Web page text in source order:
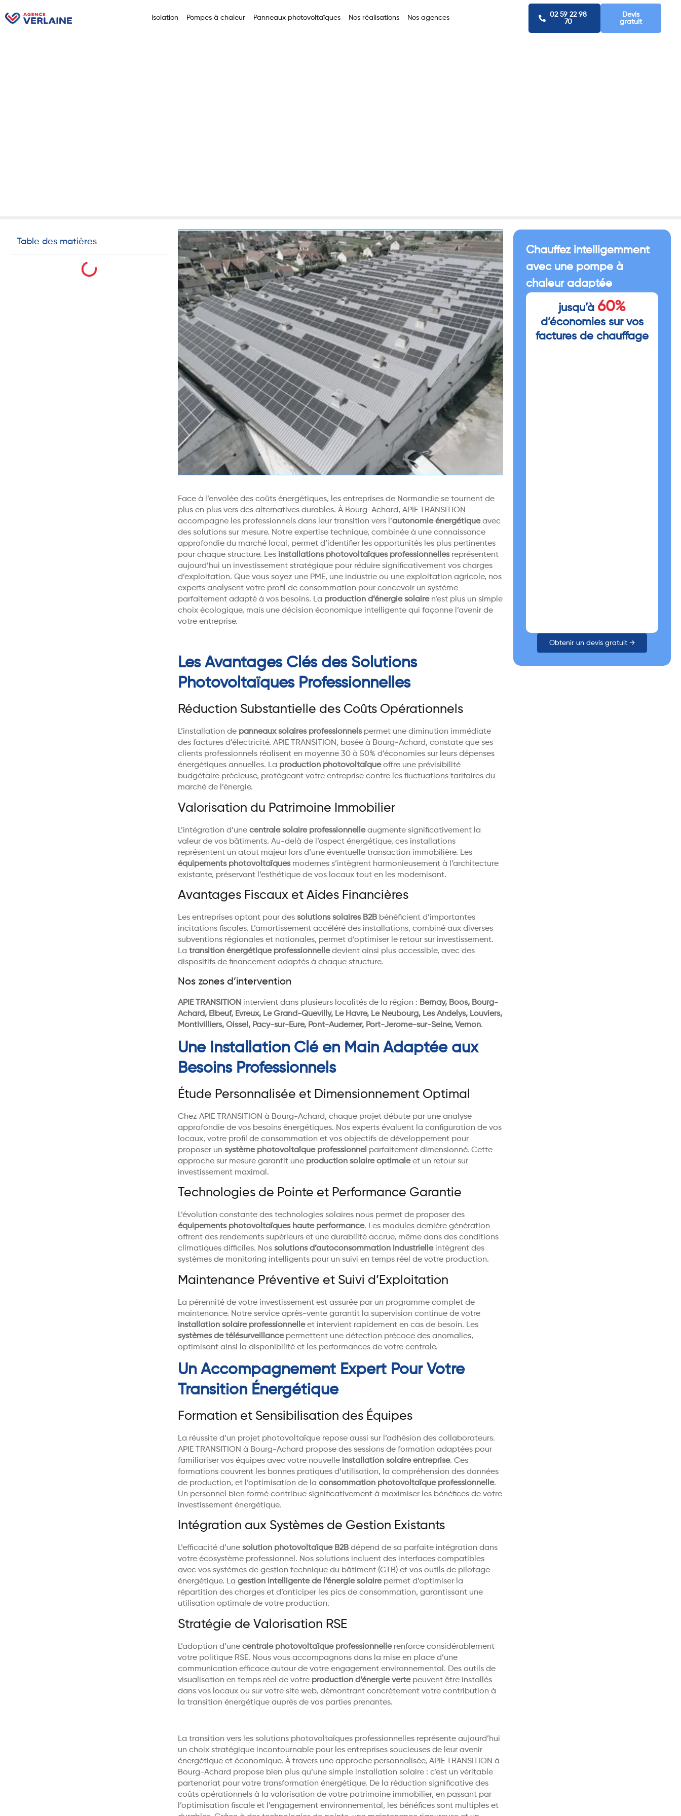
Isolation Pompes à chaleur Panneaux photovoltaïques Nos réalisations Nos agences
02 59 22 98
70
Devis
gratuit
Table des matières
Face à l’envolée des coûts énergétiques, les entreprises de Normandie se tournent de
plus en plus vers des alternatives durables. À Bourg-Achard, APIE TRANSITION
accompagne les professionnels dans leur transition vers l’autonomie énergétiqueavec
des solutions sur mesure. Notre expertise technique, combinée à une connaissance
approfondie du marché local, permet d’identifier les opportunités les plus pertinentes
pour chaque structure. Les installations photovoltaïques professionnellesreprésentent
aujourd’hui un investissement stratégique pour réduire significativement vos charges
d’exploitation. Que vous soyez une PME, une industrie ou une exploitation agricole, nos
experts analysent votre profil de consommation pour concevoir un système
parfaitement adapté à vos besoins. La production d’énergie solairen’est plus un simple
choix écologique, mais une décision économique intelligente qui façonne l’avenir de
votre entreprise.
Les Avantages Clés des Solutions
Photovoltaïques Professionnelles
Réduction Substantielle des Coûts Opérationnels
L’installation de panneaux solaires professionnelspermet une diminution immédiate
des factures d’électricité. APIE TRANSITION, basée à Bourg-Achard, constate que ses
clients professionnels réalisent en moyenne 30 à 50% d’économies sur leurs dépenses
énergétiques annuelles. La production photovoltaïqueoffre une prévisibilité
budgétaire précieuse, protégeant votre entreprise contre les fluctuations tarifaires du
marché de l’énergie.
Valorisation du Patrimoine Immobilier
L’intégration d’une centrale solaire professionnelleaugmente significativement la
valeur de vos bâtiments. Au-delà de l’aspect énergétique, ces installations
représentent un atout majeur lors d’une éventuelle transaction immobilière. Les
équipements photovoltaïquesmodernes s’intègrent harmonieusement à l’architecture
existante, préservant l’esthétique de vos locaux tout en les modernisant.
Avantages Fiscaux et Aides Financières
Les entreprises optant pour des solutions solaires B2B bénéficient d’importantes
incitations fiscales. L’amortissement accéléré des installations, combiné aux diverses
subventions régionales et nationales, permet d’optimiser le retour sur investissement.
La transition énergétique professionnelledevient ainsi plus accessible, avec des
dispositifs de financement adaptés à chaque structure.
Nos zones d’intervention
APIE TRANSITION intervient dans plusieurs localités de la région : Bernay, Boos, Bourg-
Achard, Elbeuf, Evreux, Le Grand-Quevilly, Le Havre, Le Neubourg, Les Andelys, Louviers,
Montivilliers, Oissel, Pacy-sur-Eure, Pont-Audemer, Port-Jerome-sur-Seine, Vernon.
Une Installation Clé en Main Adaptée aux
Besoins Professionnels
Étude Personnalisée et Dimensionnement Optimal
Chez APIE TRANSITION à Bourg-Achard, chaque projet débute par une analyse
approfondie de vos besoins énergétiques. Nos experts évaluent la configuration de vos
locaux, votre profil de consommation et vos objectifs de développement pour
proposer un système photovoltaïque professionnel parfaitement dimensionné. Cette
approche sur mesure garantit une production solaire optimaleet un retour sur
investissement maximal.
Technologies de Pointe et Performance Garantie
L’évolution constante des technologies solaires nous permet de proposer des
équipements photovoltaïques haute performance. Les modules dernière génération
offrent des rendements supérieurs et une durabilité accrue, même dans des conditions
climatiques difficiles. Nos solutions d’autoconsommation industrielleintègrent des
systèmes de monitoring intelligents pour un suivi en temps réel de votre production.
Maintenance Préventive et Suivi d’Exploitation
La pérennité de votre investissement est assurée par un programme complet de
maintenance. Notre service après-vente garantit la supervision continue de votre
installation solaire professionnelleet intervient rapidement en cas de besoin. Les
systèmes de télésurveillancepermettent une détection précoce des anomalies,
optimisant ainsi la disponibilité et les performances de votre centrale.
Un Accompagnement Expert Pour Votre
Transition Énergétique
Formation et Sensibilisation des Équipes
La réussite d’un projet photovoltaïque repose aussi sur l’adhésion des collaborateurs.
APIE TRANSITION à Bourg-Achard propose des sessions de formation adaptées pour
familiariser vos équipes avec votre nouvelle installation solaire entreprise. Ces
formations couvrent les bonnes pratiques d’utilisation, la compréhension des données
de production, et l’optimisation de la consommation photovoltaïque professionnelle.
Un personnel bien formé contribue significativement à maximiser les bénéfices de votre
investissement énergétique.
Intégration aux Systèmes de Gestion Existants
L’efficacité d’une solution photovoltaïque B2B dépend de sa parfaite intégration dans
votre écosystème professionnel. Nos solutions incluent des interfaces compatibles
avec vos systèmes de gestion technique du bâtiment (GTB) et vos outils de pilotage
énergétique. La gestion intelligente de l’énergie solairepermet d’optimiser la
répartition des charges et d’anticiper les pics de consommation, garantissant une
utilisation optimale de votre production.
Stratégie de Valorisation RSE
L’adoption d’une centrale photovoltaïque professionnellerenforce considérablement
votre politique RSE. Nous vous accompagnons dans la mise en place d’une
communication efficace autour de votre engagement environnemental. Des outils de
visualisation en temps réel de votre production d’énergie vertepeuvent être installés
dans vos locaux ou sur votre site web, démontrant concrètement votre contribution à
la transition énergétique auprès de vos parties prenantes.
La transition vers les solutions photovoltaïques professionnelles représente aujourd’hui
un choix stratégique incontournable pour les entreprises soucieuses de leur avenir
énergétique et économique. À travers une approche personnalisée, APIE TRANSITION à
Bourg-Achard propose bien plus qu’une simple installation solaire : c’est un véritable
partenariat pour votre transformation énergétique. De la réduction significative des
coûts opérationnels à la valorisation de votre patrimoine immobilier, en passant par
l’optimisation fiscale et l’engagement environnemental, les bénéfices sont multiples et
Chauffez intelligemment
avec une pompe à
chaleur adaptée
jusqu’à 60%
d’économies sur vos
factures de chauffage
Obtenir un devis gratuit →